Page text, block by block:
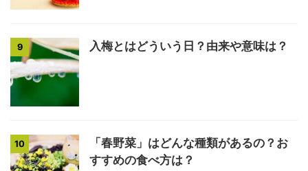
9 入梅とはどういう日？由来や意味は？
10
「春野菜」はどんな種類があるの？お
すすめの食べ方は？